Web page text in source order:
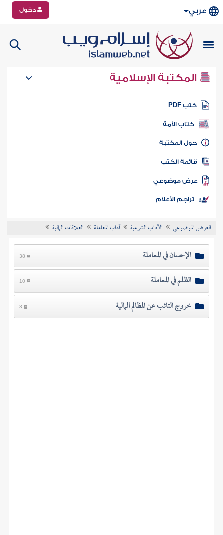
عربي دخول
المكتبة الإسلامية
كتب PDF
كتاب الأمة
المكتبة
الكتب
موضوعي
تراجم الأعلام
العرض الموضوعي الآداب الشرعية آداب المعاملة العلاقات المالية
الإحسان في المعاملة 38
الظلم في المعاملة 10
خروج التائب عن المظالم المالية 3